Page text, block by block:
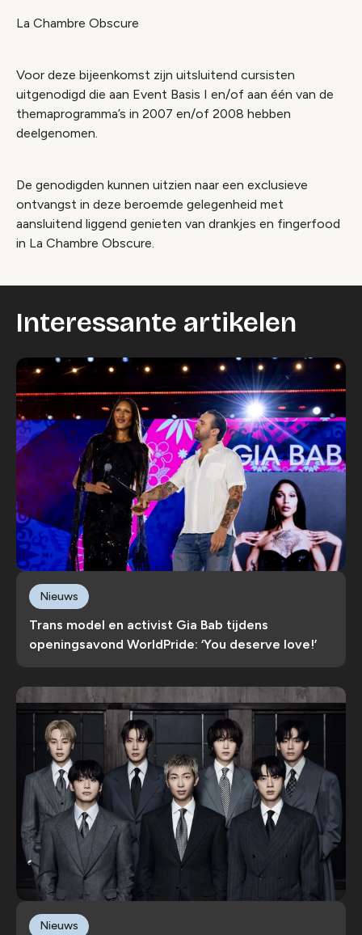
La Chambre Obscure
Voor deze bijeenkomst zijn uitsluitend cursisten
uitgenodigd die aan Event Basis I en/of aan één van de
themaprogramma’s in 2007 en/of 2008 hebben
deelgenomen.
De genodigden kunnen uitzien naar een exclusieve
ontvangst in deze beroemde gelegenheid met
aansluitend liggend genieten van drankjes en fingerfood
in La Chambre Obscure.
Interessante artikelen
Trans model en activist Gia Bab tijdens
openingsavond WorldPride: ‘You deserve love!’
Nieuws
Nieuws